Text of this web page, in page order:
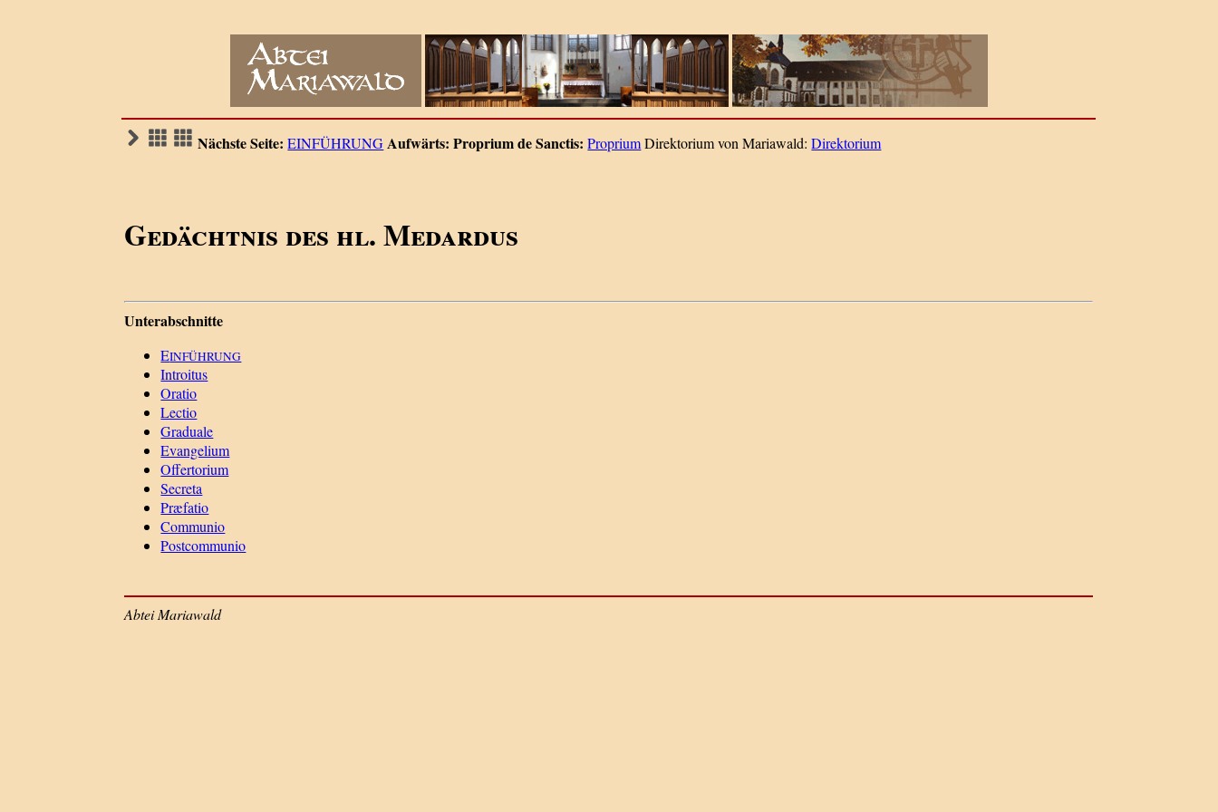
Nächste Seite: EINFÜHRUNG Aufwärts: Proprium de Sanctis: PropriumDirektorium von Mariawald:Direktorium
Gedächtnis des hl. Medardus
Unterabschnitte
EINFÜHRUNG
Introitus
Oratio
Lectio
Graduale
Evangelium
Offertorium
Secreta
Præfatio
Communio
Postcommunio
Abtei Mariawald